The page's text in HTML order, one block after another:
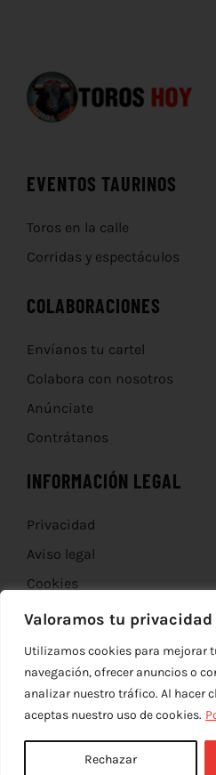
Valoramos tu privacidad
Utilizamos cookies para mejorar
navegación, ofrecer anuncios o
analizar nuestro tráfico. Al hacer
aceptas nuestro uso de cookies.
Rechazar
EVENTOS TAURINOS
Toros en la calle
Corridas y espectáculos
COLABORACIONES
Envíanos tu cartel
Colabora con nosotros
Anúnciate
Contrátanos
INFORMACIÓN LEGAL
Privacidad
Aviso legal
Cookies
Devoluciones
© Copyright 2012 - 2026 | |